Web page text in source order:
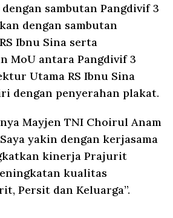
sambutan Pangdivif 3
dengan sambutan
Ibnu Sina serta
MoU antara Pangdivif 3
Utama RS Ibnu Sina
dengan penyerahan plakat.
Mayjen TNI Choirul Anam
yakin dengan kerjasama
kinerja Prajurit
kualitas
Persit dan Keluarga”.